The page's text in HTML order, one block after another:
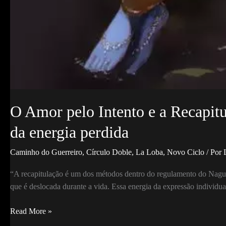
O Amor pelo Intento e a
da energia perdida
Caminho do Guerreiro, Círculo Doble, La Loba, Novo Ciclo / Por
“A recapitulação é um dos métodos dentro do regulamento do
que é deslocada durante a vida. Essa energia da expressão
O
Read More »